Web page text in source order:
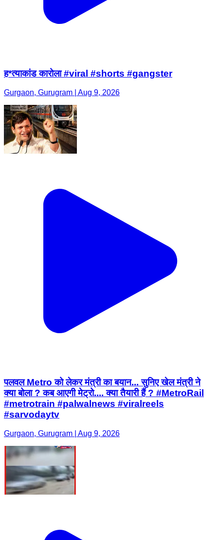
ह*त्याकांड कारोला #viral #shorts #gangster
Gurgaon, Gurugram | Aug 9, 2026
पलवल Metro को लेकर मंत्री का बयान... सुनिए खेल मंत्री ने
क्या बोला ? कब आएगी मेट्रो.... क्या तैयारी हैं ? #MetroRail
#metrotrain #palwalnews #viralreels
#sarvodaytv
Gurgaon, Gurugram | Aug 9, 2026